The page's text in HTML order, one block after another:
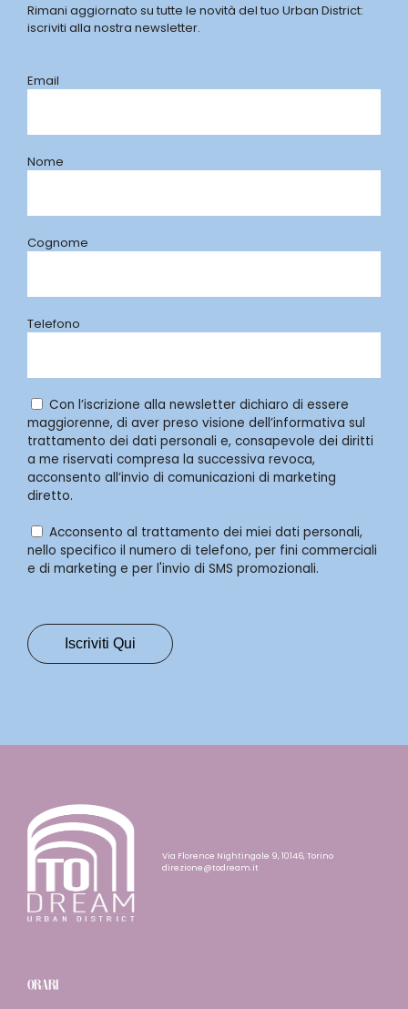
Rimani aggiornato su tutte le novità del tuo Urban District:
iscriviti alla nostra newsletter.
Email
Nome
Cognome
Telefono
Con l’iscrizione alla newsletter dichiaro di essere
maggiorenne, di aver preso visione dell’informativa sul
trattamento dei dati personali e, consapevole dei diritti
a me riservati compresa la successiva revoca,
acconsento all’invio di comunicazioni di marketing
diretto.
Acconsento al trattamento dei miei dati personali,
nello specifico il numero di telefono, per fini commerciali
e di marketing e per l'invio di SMS promozionali.
Via Florence Nightingale 9, 10146, Torino
direzione@todream.it
ORARI